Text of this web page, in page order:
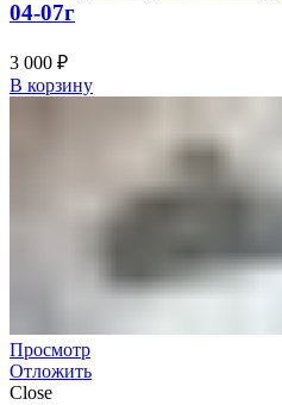
04-07г
3 000 ₽
В корзину
Просмотр
Отложить
Close